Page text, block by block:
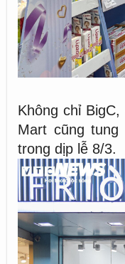
Không chỉ
Mart cũng
trong dịp lễ 8/3.